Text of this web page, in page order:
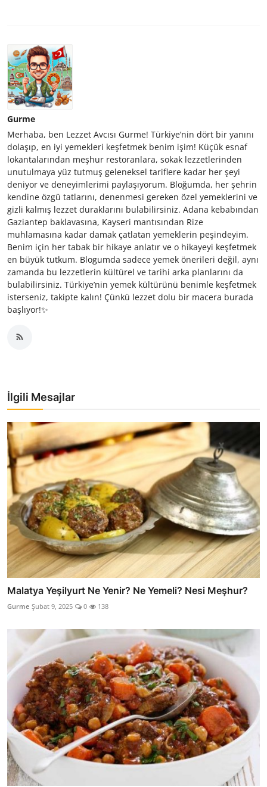
Gurme
Merhaba, ben Lezzet Avcısı Gurme! Türkiye’nin dört bir yanını
dolaşıp, en iyi yemekleri keşfetmek benim işim! Küçük esnaf
lokantalarından meşhur restoranlara, sokak lezzetlerinden
unutulmaya yüz tutmuş geleneksel tariflere kadar her şeyi
deniyor ve deneyimlerimi paylaşıyorum. Bloğumda, her şehrin
kendine özgü tatlarını, denenmesi gereken özel yemeklerini ve
gizli kalmış lezzet duraklarını bulabilirsiniz. Adana kebabından
Gaziantep baklavasına, Kayseri mantısından Rize
muhlamasına kadar damak çatlatan yemeklerin peşindeyim.
Benim için her tabak bir hikaye anlatır ve o hikayeyi keşfetmek
en büyük tutkum. Blogumda sadece yemek önerileri değil, aynı
zamanda bu lezzetlerin kültürel ve tarihi arka planlarını da
bulabilirsiniz. Türkiye’nin yemek kültürünü benimle keşfetmek
isterseniz, takipte kalın! Çünkü lezzet dolu bir macera burada
başlıyor!✨
İlgili Mesajlar
Malatya Yeşilyurt Ne Yenir? Ne Yemeli? Nesi Meşhur?
Gurme Şubat 9, 2025 0 138